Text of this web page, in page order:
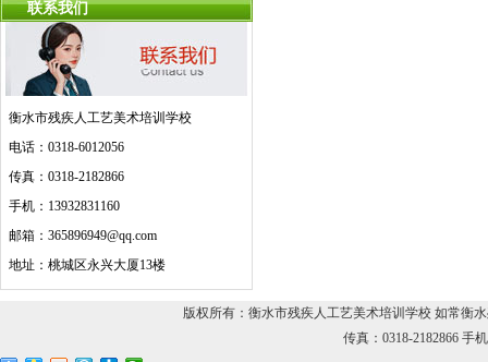
联系我们
衡水市残疾人工艺美术培训学校
电话：0318-6012056
传真：0318-2182866
手机：13932831160
邮箱：365896949@qq.com
地址：桃城区永兴大厦13楼
版权所有：衡水市残疾人工艺美术培训学校 如常衡
传真：0318-2182866 手